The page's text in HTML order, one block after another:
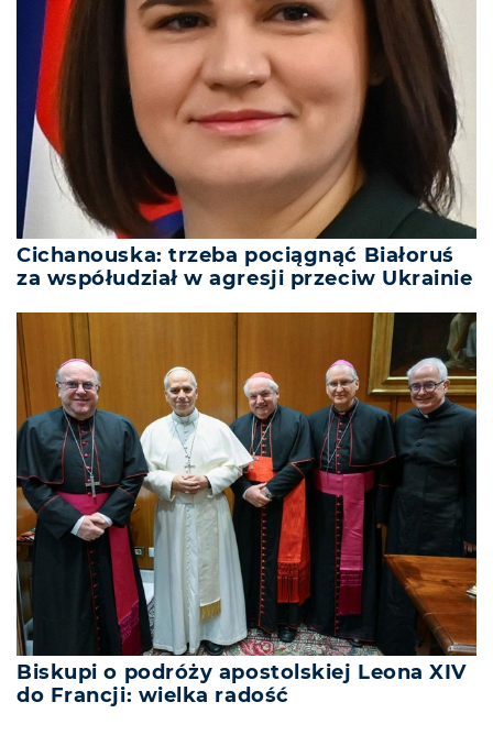
Cichanouska: trzeba pociągnąć Białoruś
za współudział w agresji przeciw Ukrainie
Biskupi o podróży apostolskiej Leona XIV
do Francji: wielka radość